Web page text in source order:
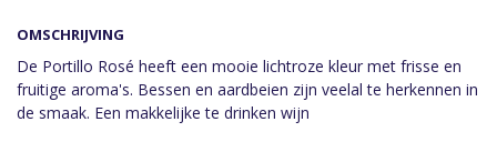
OMSCHRIJVING
De Portillo Rosé heeft een mooie lichtroze kleur met frisse en
fruitige aroma's. Bessen en aardbeien zijn veelal te herkennen in
de smaak. Een makkelijke te drinken wijn